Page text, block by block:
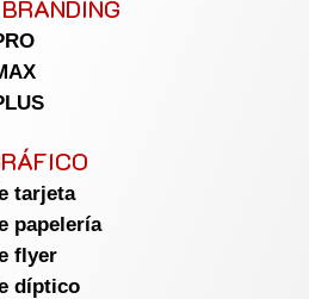
tarjeta
papelería
flyer
díptico